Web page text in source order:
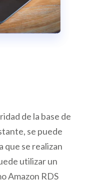
de la base de
se puede
que se realizan
utilizar un
Amazon RDS